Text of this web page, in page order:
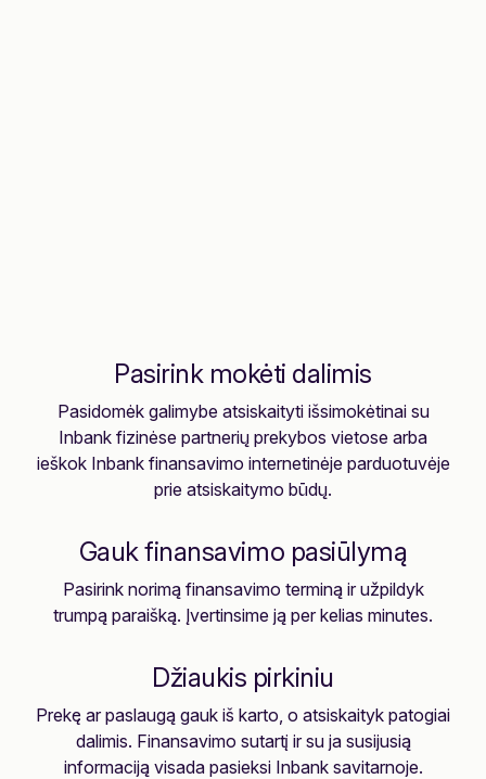
Pasirink mokėti dalimis
Pasidomėk galimybe atsiskaityti išsimokėtinai su
Inbank fizinėse partnerių prekybos vietose arba
ieškok Inbank finansavimo internetinėje parduotuvėje
prie atsiskaitymo būdų.
Gauk finansavimo pasiūlymą
Pasirink norimą finansavimo terminą ir užpildyk
trumpą paraišką. Įvertinsime ją per kelias minutes.
Džiaukis pirkiniu
Prekę ar paslaugą gauk iš karto, o atsiskaityk patogiai
dalimis. Finansavimo sutartį ir su ja susijusią
informaciją visada pasieksi Inbank savitarnoje.